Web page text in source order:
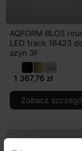
AQFORM BLOS
LED track 16423
szyn 3F
1 367,76 zł
Zobacz